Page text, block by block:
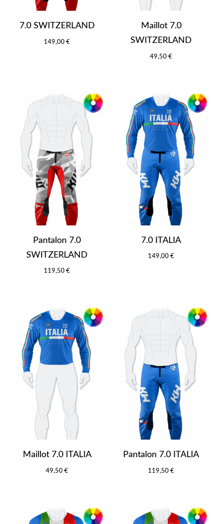
7.0 SWITZERLAND
149,00 €
Maillot 7.0
SWITZERLAND
49,50 €
Pantalon 7.0
SWITZERLAND
119,50 €
7.0 ITALIA
149,00 €
Maillot 7.0 ITALIA
49,50 €
Pantalon 7.0 ITALIA
119,50 €